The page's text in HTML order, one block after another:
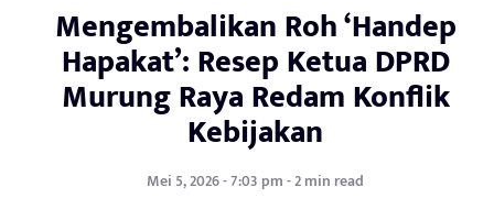
Mengembalikan Roh ‘Handep
Hapakat’: Resep Ketua DPRD
Murung Raya Redam Konflik
Kebijakan
Mei 5, 2026 - 7:03 pm - 2 min read